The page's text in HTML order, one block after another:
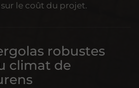
le coût du projet.
robustes
climat de